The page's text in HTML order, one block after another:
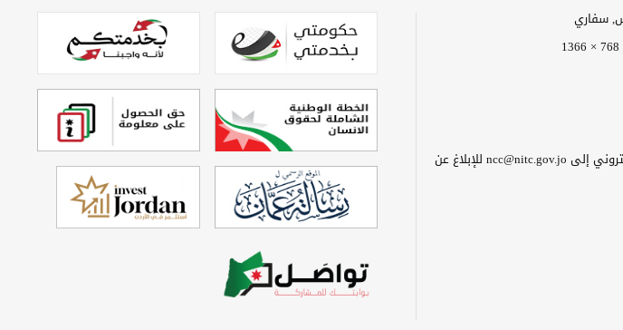
يرجى الاتصال على 065008080 أو إرسال بريد إلكتروني إلى ncc@nitc.gov.jo للإبلاغ عن